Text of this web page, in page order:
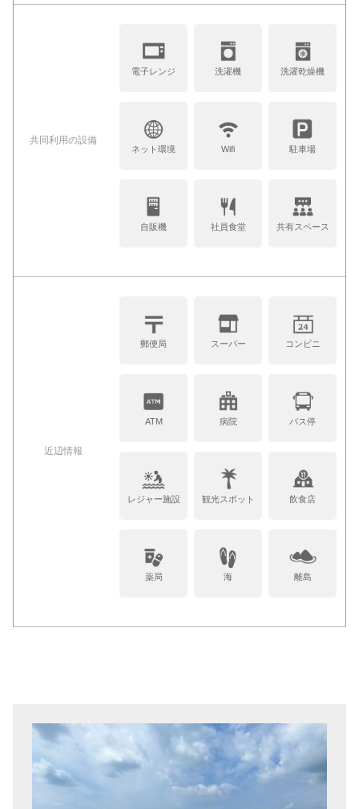
共同利⽤の設備
電子レンジ 洗濯機 洗濯乾燥機
ネット環境 Wifi 駐車場
自販機 社員食堂 共有スペース
近辺情報
郵便局 スーパー コンビニ
ATM 病院 バス停
レジャー施設 観光スポット 飲食店
薬局 海 離島